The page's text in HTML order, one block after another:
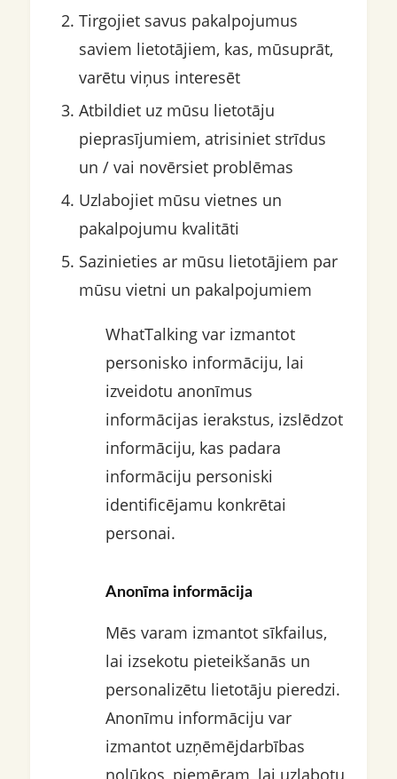
Tirgojiet savus pakalpojumus
saviem lietotājiem, kas, mūsuprāt,
varētu viņus interesēt
Atbildiet uz mūsu lietotāju
pieprasījumiem, atrisiniet strīdus
un / vai novērsiet problēmas
Uzlabojiet mūsu vietnes un
pakalpojumu kvalitāti
Sazinieties ar mūsu lietotājiem par
mūsu vietni un pakalpojumiem
WhatTalking var izmantot
personisko informāciju, lai
izveidotu anonīmus
informācijas ierakstus, izslēdzot
informāciju, kas padara
informāciju personiski
identificējamu konkrētai
personai.
Anonīma informācija
Mēs varam izmantot sīkfailus,
lai izsekotu pieteikšanās un
personalizētu lietotāju pieredzi.
Anonīmu informāciju var
izmantot uzņēmējdarbības
nolūkos, piemēram, lai uzlabotu